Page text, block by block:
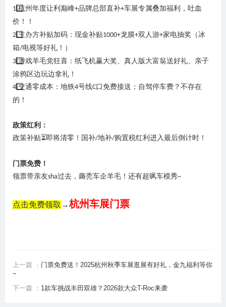
1️⃣ 杭州年度让利巅峰+品牌总部直补+车展专属叠加福利 ， 吐血
价！！
2️⃣主办方补贴加码 ：现金补贴1000+龙膜+双人游+家电抽奖 （冰
箱/电视等好礼 ！）
3️⃣ 游戏羊毛党狂喜：纸飞机赢 大奖 、真人版大富翁送好礼 、亲子
涂鸦区边玩边拿礼！
4️⃣ 交通零成本：地铁4号线C口免费接送 ； 自驾停车费？不存在
的！
政策红利：
政策补贴⏳即将清零！国补/地补/购置税红利进入最后倒计时！
门票免费！
领票带亲友sha过去，薅秃车企羊毛！ 还有超飒车模秀~
点击免费领取 →杭州车展门票
上一篇 ： 门票免费送！2025杭州秋季车展逛展有好礼，金九福利等你
~
下一篇 ： 1款车挑战丰田双雄？2026款大众T-Roc来袭